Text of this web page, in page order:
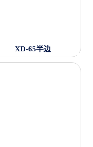
XD-65半边